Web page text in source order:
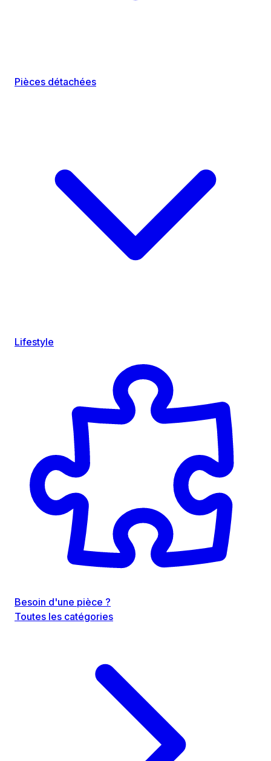
Pièces détachées
Lifestyle
Besoin d'une pièce ?
Toutes les catégories